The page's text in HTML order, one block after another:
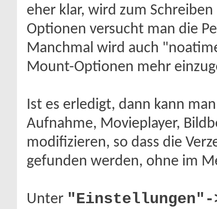
eher klar, wird zum
Optionen versucht man die
Manchmal wird auch
Mount-Optionen mehr
Ist es erledigt, dann kann
Aufnahme, Movieplayer,
modifizieren, so dass die
gefunden werden, ohne im
Unter "Einstellungen"-